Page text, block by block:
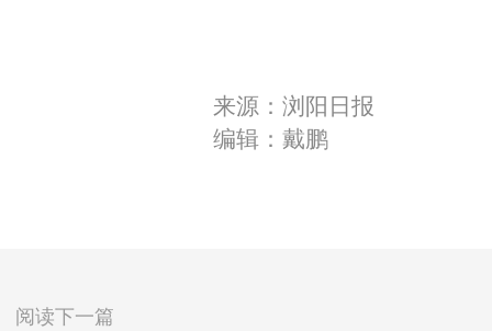
来源：浏阳日报
编辑：戴鹏
阅读下一篇